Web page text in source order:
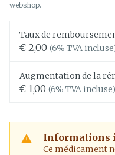
webshop.
Taux de
€ 2,00 (6% TVA
Augmentation de la
€ 1,00 (6% TVA incluse)
Informations
Ce médicament